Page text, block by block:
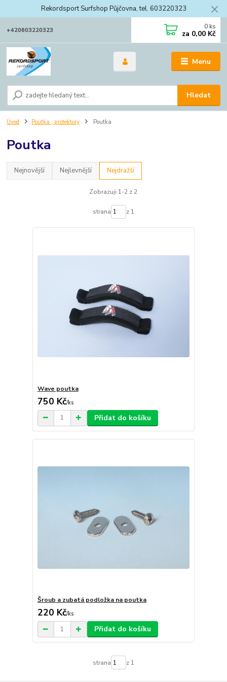
Rekordsport Surfshop Půjčovna, tel. 603220323
Menu
Hledat
+420603220323 0 ks
za 0,00 Kč
Úvod Poutka , protektory Poutka
Poutka
Nejnovější Nejlevnější Nejdražší
Zobrazuji 1-2 z 2
strana z 1
Wave poutka
750 Kč/ks
Přidat do košíku
Šroub a zubatá podložka na poutka
220 Kč/ks
Přidat do košíku
strana z 1